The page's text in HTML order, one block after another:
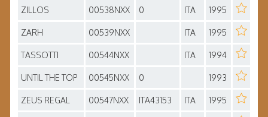
ZILLOS 00538NXX 0 ITA 1995
ZARH 00539NXX ITA 1995
TASSOTTI 00544NXX ITA 1994
UNTIL THE TOP 00545NXX 0 1993
ZEUS REGAL 00547NXX ITA43153 ITA 1995